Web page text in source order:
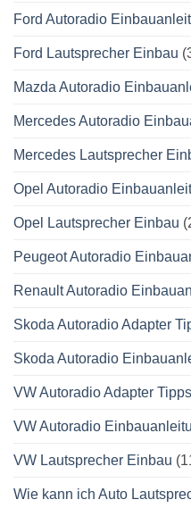
Ford Autoradio
Ford Lautsprecher Einbau
Mazda Autoradio
Mercedes Autoradio
Mercedes Lautsprecher
Opel Autoradio
Opel Lautsprecher Einbau
Peugeot Autoradio
Renault Autoradio
Skoda Autoradio Adapter
Skoda Autoradio
VW Autoradio Adapter Tipps
VW Autoradio
VW Lautsprecher Einbau
Wie kann ich Auto